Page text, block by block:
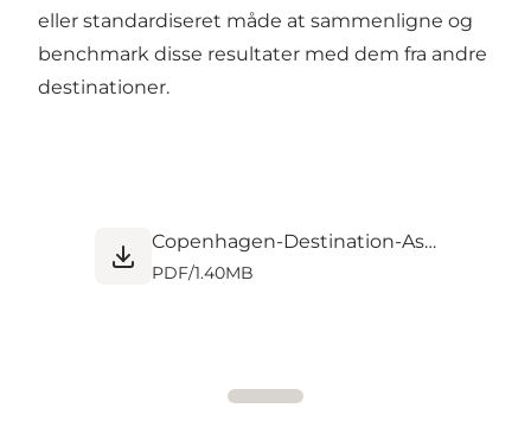
eller standardiseret måde at sammenligne og
benchmark disse resultater med dem fra andre
destinationer.
Copenhagen-Destination-Assessment.pdf
PDF/1.40MB